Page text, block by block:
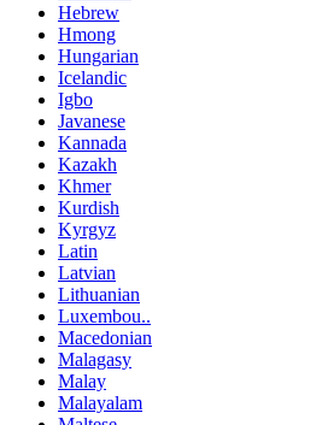
Hebrew
Hmong
Hungarian
Icelandic
Igbo
Javanese
Kannada
Kazakh
Khmer
Kurdish
Kyrgyz
Latin
Latvian
Lithuanian
Luxembou..
Macedonian
Malagasy
Malay
Malayalam